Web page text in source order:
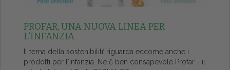
PROFAR, UNA NUOVA LINEA PER
L’INFANZIA
Il tema della sostenibilitŕ riguarda eccome anche i
prodotti per l'infanzia. Ne č ben consapevole Profar - il